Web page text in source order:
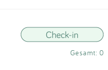
Gesamt: 0